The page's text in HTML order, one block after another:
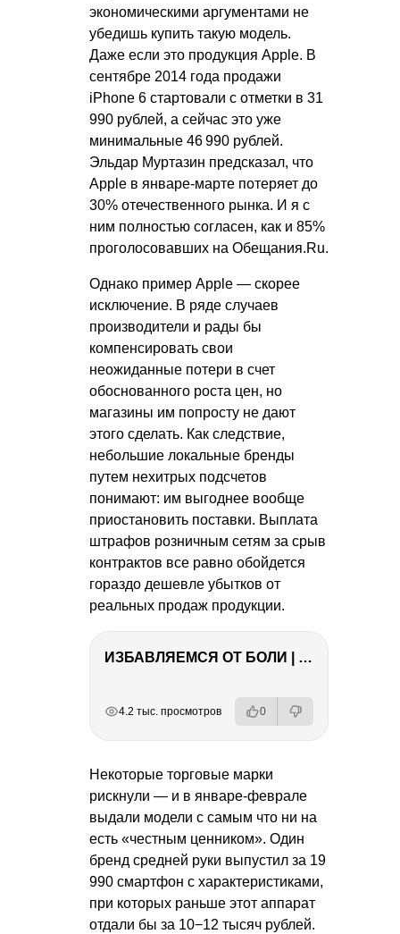
экономическими аргументами не
убедишь купить такую модель.
Даже если это продукция Apple. В
сентябре 2014 года продажи
iPhone 6 стартовали с отметки в 31
990 рублей, а сейчас это уже
минимальные 46 990 рублей.
Эльдар Муртазин предсказал, что
Apple в январе-марте потеряет до
30% отечественного рынка. И я с
ним полностью согласен, как и 85%
проголосовавших на Обещания.Ru.
Однако пример Apple — скорее
исключение. В ряде случаев
производители и рады бы
компенсировать свои
неожиданные потери в счет
обоснованного роста цен, но
магазины им попросту не дают
этого сделать. Как следствие,
небольшие локальные бренды
путем нехитрых подсчетов
понимают: им выгоднее вообще
приостановить поставки. Выплата
штрафов розничным сетям за срыв
контрактов все равно обойдется
гораздо дешевле убытков от
реальных продаж продукции.
ИЗБАВЛЯЕМСЯ ОТ БОЛИ | Важность режима и питания
4.2 тыс. просмотров 0
Некоторые торговые марки
рискнули — и в январе-феврале
выдали модели с самым что ни на
есть «честным ценником». Один
бренд средней руки выпустил за 19
990 смартфон с характеристиками,
при которых раньше этот аппарат
отдали бы за 10−12 тысяч рублей.